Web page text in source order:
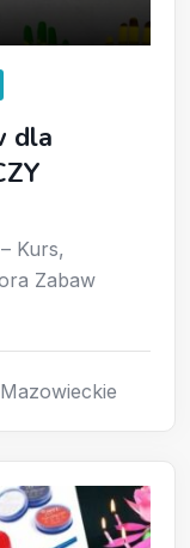
dla
Kurs,
Zabaw
Mazowieckie